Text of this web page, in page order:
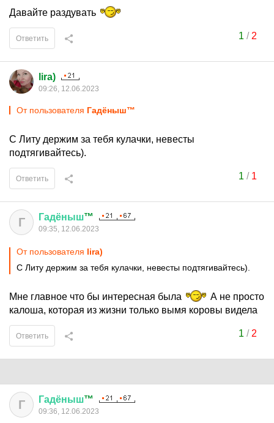
Давайте раздувать
1 / 2
Ответить
lira)
09:26, 12.06.2023
От пользователя Гадёныш™
С Литу держим за тебя кулачки, невесты
подтягивайтесь).
1 / 1
Ответить
Г Гадёныш™
09:35, 12.06.2023
От пользователя lira)
С Литу держим за тебя кулачки, невесты подтягивайтесь).
Мне главное что бы интересная была
А не просто
калоша, которая из жизни только вымя коровы видела
1 / 2
Ответить
Г Гадёныш™
09:36, 12.06.2023